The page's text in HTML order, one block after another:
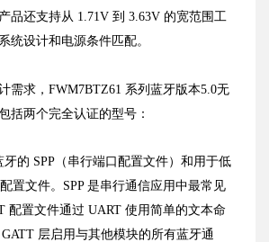
品还支持从 1.71V 到 3.63V 的宽范围工
统设计和电源条件匹配。
需求，FWM7BTZ61 系列蓝牙版本5.0无
括两个完全认证的型号：
牙的 SPP（串行端口配置文件）和用于低
置文件。SPP 是串行通信应用中最常见
配置文件通过 UART 使用简单的文本命
层启用与其他模块的所有蓝牙通